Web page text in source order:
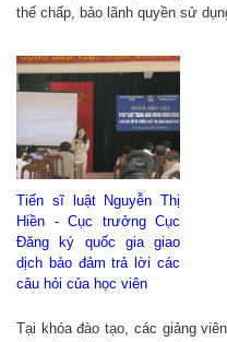
thế chấp, bảo lãnh quyền sử
Tiến sĩ luật Nguyễn Thị
Hiền - Cục trưởng Cục
Đăng ký quốc gia giao
dịch bảo đảm trả lời các
câu hỏi của học viên
Tại khóa đào tạo, các giảng